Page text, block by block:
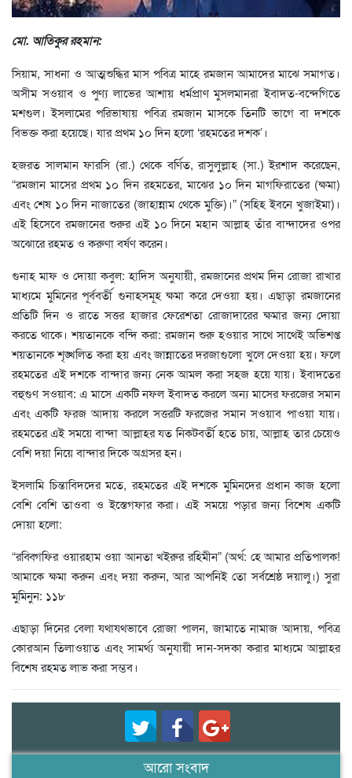
মো. আতিকুর রহমান:
সিয়াম, সাধনা ও আত্মশুদ্ধির মাস পবিত্র মাহে রমজান আমাদের মাঝে সমাগত।
অসীম সওয়াব ও পুণ্য লাভের আশায় ধর্মপ্রাণ মুসলমানরা ইবাদত-বন্দেগিতে
মশগুল। ইসলামের পরিভাষায় পবিত্র রমজান মাসকে তিনটি ভাগে বা দশকে
বিভক্ত করা হয়েছে। যার প্রথম ১০ দিন হলো ‘রহমতের দশক’।
হজরত সালমান ফারসি (রা.) থেকে বর্ণিত, রাসুলুল্লাহ (সা.) ইরশাদ করেছেন,
“রমজান মাসের প্রথম ১০ দিন রহমতের, মাঝের ১০ দিন মাগফিরাতের (ক্ষমা)
এবং শেষ ১০ দিন নাজাতের (জাহান্নাম থেকে মুক্তি)।” (সহিহ ইবনে খুজাইমা)।
এই হিসেবে রমজানের শুরুর এই ১০ দিনে মহান আল্লাহ তাঁর বান্দাদের ওপর
অঝোরে রহমত ও করুণা বর্ষণ করেন।
গুনাহ মাফ ও দোয়া কবুল: হাদিস অনুযায়ী, রমজানের প্রথম দিন রোজা রাখার
মাধ্যমে মুমিনের পূর্ববর্তী গুনাহসমূহ ক্ষমা করে দেওয়া হয়। এছাড়া রমজানের
প্রতিটি দিন ও রাতে সত্তর হাজার ফেরেশতা রোজাদারের ক্ষমার জন্য দোয়া
করতে থাকে। শয়তানকে বন্দি করা: রমজান শুরু হওয়ার সাথে সাথেই অভিশপ্ত
শয়তানকে শৃঙ্খলিত করা হয় এবং জান্নাতের দরজাগুলো খুলে দেওয়া হয়। ফলে
রহমতের এই দশকে বান্দার জন্য নেক আমল করা সহজ হয়ে যায়। ইবাদতের
বহুগুণ সওয়াব: এ মাসে একটি নফল ইবাদত করলে অন্য মাসের ফরজের সমান
এবং একটি ফরজ আদায় করলে সত্তরটি ফরজের সমান সওয়াব পাওয়া যায়।
রহমতের এই সময়ে বান্দা আল্লাহর যত নিকটবর্তী হতে চায়, আল্লাহ তার চেয়েও
বেশি দয়া নিয়ে বান্দার দিকে অগ্রসর হন।
ইসলামি চিন্তাবিদদের মতে, রহমতের এই দশকে মুমিনদের প্রধান কাজ হলো
বেশি বেশি তাওবা ও ইস্তেগফার করা। এই সময়ে পড়ার জন্য বিশেষ একটি
দোয়া হলো:
“রব্বিগফির ওয়ারহাম ওয়া আনতা খইরুর রহিমীন” (অর্থ: হে আমার প্রতিপালক!
আমাকে ক্ষমা করুন এবং দয়া করুন, আর আপনিই তো সর্বশ্রেষ্ঠ দয়ালু।) সুরা
মুমিনুন: ১১৮
এছাড়া দিনের বেলা যথাযথভাবে রোজা পালন, জামাতে নামাজ আদায়, পবিত্র
কোরআন তিলাওয়াত এবং সামর্থ্য অনুযায়ী দান-সদকা করার মাধ্যমে আল্লাহর
বিশেষ রহমত লাভ করা সম্ভব।
আরো সংবাদ